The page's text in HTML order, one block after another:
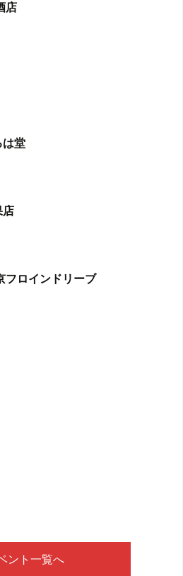
店
は堂
店
フロインドリーブ
ント一覧へ